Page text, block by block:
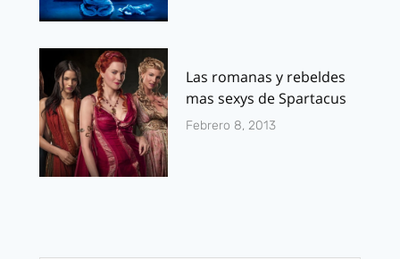
Las romanas y rebeldes
mas sexys de Spartacus
Febrero 8, 2013